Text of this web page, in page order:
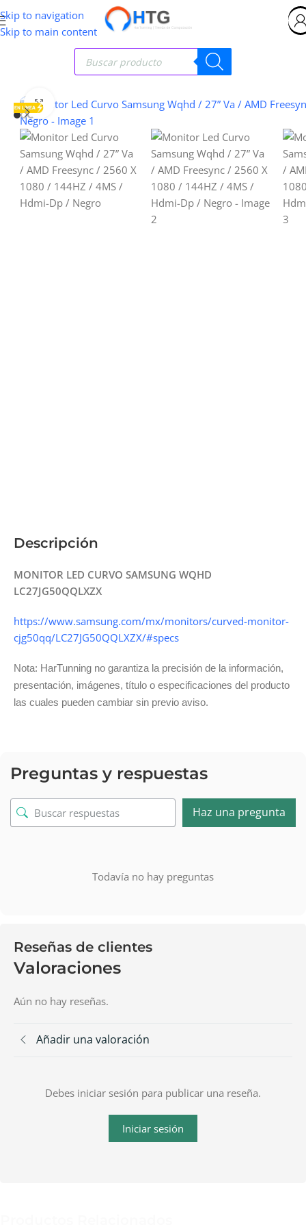
Skip to navigation
Skip to main content
Clic para ampliar
Descripción
MONITOR LED CURVO SAMSUNG WQHD
LC27JG50QQLXZX
https://www.samsung.com/mx/monitors/curved-monitor-
cjg50qq/LC27JG50QQLXZX/#specs
Nota: HarTunning no garantiza la precisión de la información,
presentación, imágenes, título o especificaciones del producto
las cuales pueden cambiar sin previo aviso.
Preguntas y respuestas
Haz una pregunta
Todavía no hay preguntas
Reseñas de clientes
Valoraciones
Aún no hay reseñas.
Añadir una valoración
Debes iniciar sesión para publicar una reseña.
Iniciar sesión